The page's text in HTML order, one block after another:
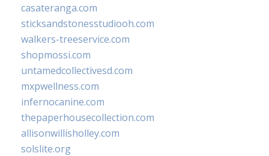
casateranga.com
sticksandstonesstudiooh.com
walkers-treeservice.com
shopmossi.com
untamedcollectivesd.com
mxpwellness.com
infernocanine.com
thepaperhousecollection.com
allisonwillisholley.com
solslite.org